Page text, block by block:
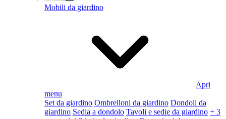
Mobili da giardino
Apri
menu
Set da giardino Ombrelloni da giardino Dondoli da
giardino Sedia a dondolo Tavoli e sedie da giardino + 3